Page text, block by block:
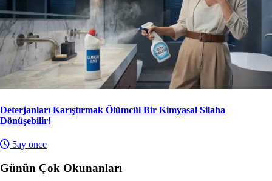
Deterjanları Karıştırmak Ölümcül Bir Kimyasal Silaha
Dönüşebilir!
5ay önce
Günün Çok Okunanları